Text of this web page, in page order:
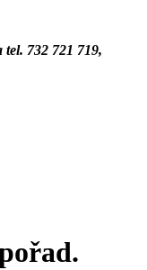
732 721 719,